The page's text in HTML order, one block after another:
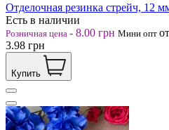
Отделочная резинка стрейч, 12
Есть в наличии
Розничная цена - 8.00 грн Мини опт
3.98 грн
Купить